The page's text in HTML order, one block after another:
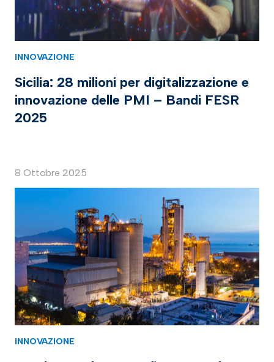
INNOVAZIONE
Sicilia: 28 milioni per digitalizzazione e
innovazione delle PMI – Bandi FESR
2025
8 Ottobre 2025
INNOVAZIONE